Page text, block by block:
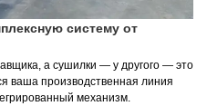
систему от
а сушилки — у другого — это
ваша производственная линия
механизм.